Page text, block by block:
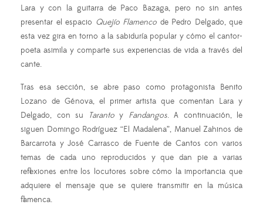
Lara y con la guitarra de Paco Bazaga, pero no sin antes
presentar el espacio Quejío Flamenco de Pedro Delgado, que
esta vez gira en torno a la sabiduría popular y cómo el cantor-
poeta asimila y comparte sus experiencias de vida a través del
cante.
Tras esa sección, se abre paso como protagonista Benito
Lozano de Génova, el primer artista que comentan Lara y
Delgado, con su
Tarantoy Fandangos. A continuación, le
siguen Domingo Rodríguez “El Madalena”, Manuel Zahinos de
Barcarrota y José Carrasco de Fuente de Cantos con varios
temas de cada uno reproducidos y que dan pie a varias
reflexiones entre los locutores sobre cómo la importancia que
adquiere el mensaje que se quiere transmitir en la música
flamenca.